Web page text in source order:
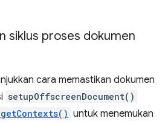
siklus proses dokumen
cara memastikan dokumen
setupOffscreenDocument()
untuk menemukan